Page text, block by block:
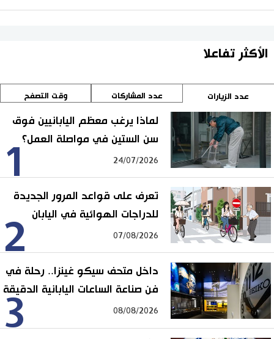
الأكثر تفاعلا
عدد الزيارات عدد المشاركات وقت التصفح
1
لماذا يرغب معظم اليابانيين فوق
سن الستين في مواصلة العمل؟
24/07/2026
2
تعرف على قواعد المرور الجديدة
للدراجات الهوائية في اليابان
07/08/2026
3
داخل متحف سيكو غينزا.. رحلة في
فن صناعة الساعات اليابانية الدقيقة
08/08/2026